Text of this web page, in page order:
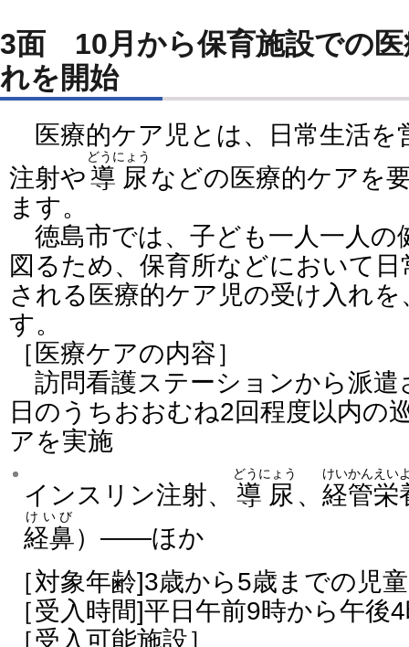
3面 10月から保育施設での医
れを開始
医療的ケア児とは、日常生活を
注射や導尿
どうにょう
などの医療的ケアを
ます。
徳島市では、子ども一人一人の
図るため、保育所などにおいて
される医療的ケア児の受け入れ
す。
［医療ケアの内容］
訪問看護ステーションから派遣
日のうちおおむね2回程度以内の
アを実施
インスリン注射、
導尿
どうにょう
、 経管栄
けいかんえい
経鼻
けいび
）――ほか
［対象年齢]3歳から5歳までの児
［受入時間]平日午前9時から午後
［受入可能施設］